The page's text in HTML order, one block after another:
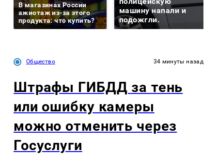
В магазинах России
ажиотаж из-за этого
продукта: что купить?
машину напали и
подожгли.
Общество 34 минуты назад
Штрафы ГИБДД за тень
или ошибку камеры
можно отменить через
Госуслуги